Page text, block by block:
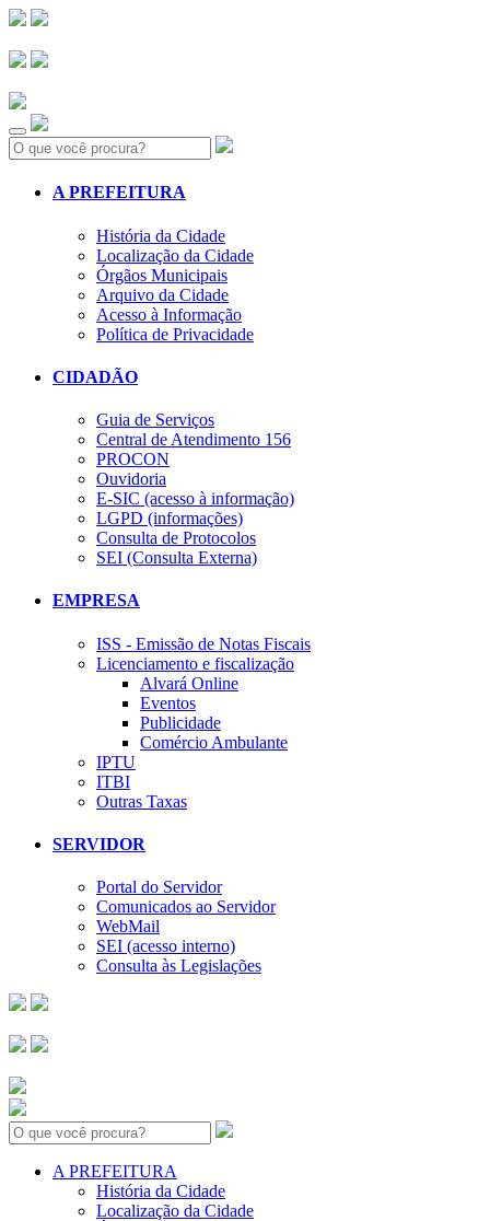
Search:
A PREFEITURA
História da Cidade
Localização da Cidade
Órgãos Municipais
Arquivo da Cidade
Acesso à Informação
Política de Privacidade
CIDADÃO
Guia de Serviços
Central de Atendimento 156
PROCON
Ouvidoria
E-SIC (acesso à informação)
LGPD (informações)
Consulta de Protocolos
SEI (Consulta Externa)
EMPRESA
ISS - Emissão de Notas Fiscais
Licenciamento e fiscalização
Alvará Online
Eventos
Publicidade
Comércio Ambulante
IPTU
ITBI
Outras Taxas
SERVIDOR
Portal do Servidor
Comunicados ao Servidor
WebMail
SEI (acesso interno)
Consulta às Legislações
Search:
A PREFEITURA
História da Cidade
Localização da Cidade